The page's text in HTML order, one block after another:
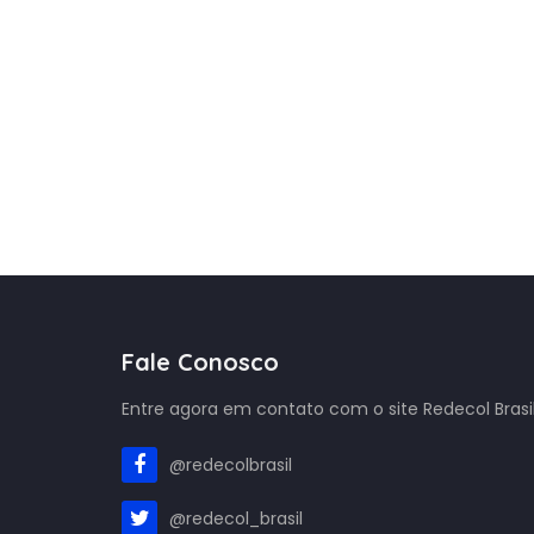
Fale Conosco
Entre agora em contato com o site Redecol
@redecolbrasil
@redecol_brasil